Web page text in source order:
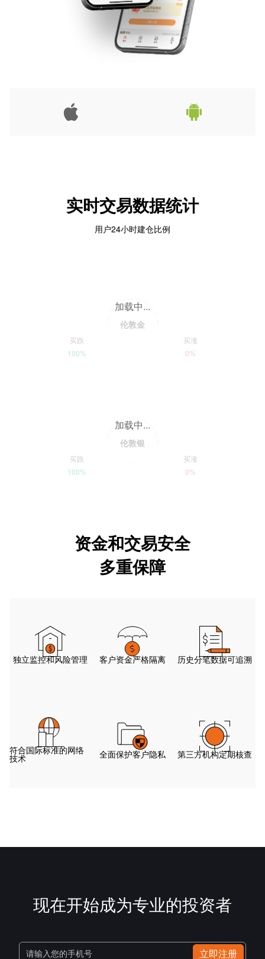
实时交易数据统计
用户24小时建仓比例
加载中...
伦敦金
买跌
100%
买涨
0%
加载中...
伦敦银
买跌
100%
买涨
0%
资金和交易安全
多重保障
独立监控和风险管理 客户资金严格隔离 历史分笔数据可追溯
符合国际标准的网络
技术
全面保护客户隐私 第三方机构定期核查
现在开始成为专业的投资者
请输入您的手机号 立即注册